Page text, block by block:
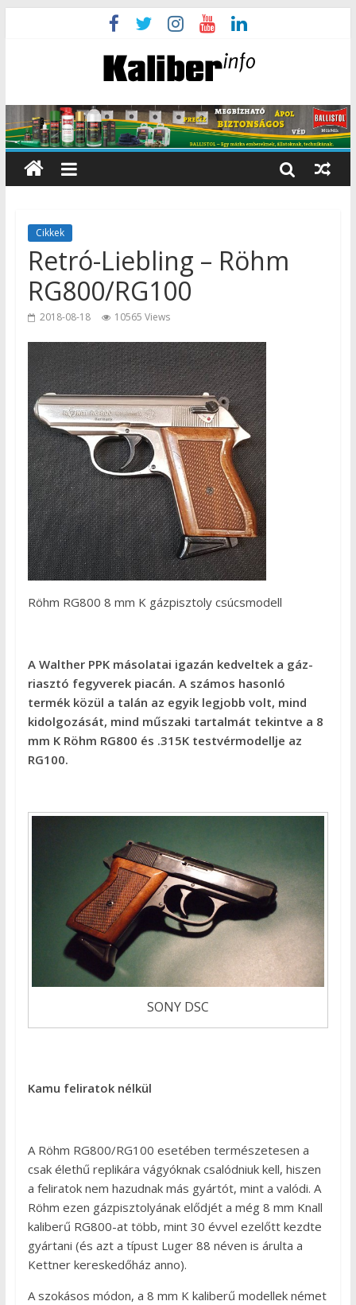
Cikkek
Retró-Liebling – Röhm
RG800/RG100
2018-08-18 10565 Views
Röhm RG800 8 mm K gázpisztoly csúcsmodell
A Walther PPK másolatai igazán kedveltek a gáz-
riasztó fegyverek piacán. A számos hasonló
termék közül a talán az egyik legjobb volt, mind
kidolgozását, mind műszaki tartalmát tekintve a 8
mm K Röhm RG800 és .315K testvérmodellje az
RG100.
SONY DSC
Kamu feliratok nélkül
A Röhm RG800/RG100 esetében természetesen a
csak élethű replikára vágyóknak csalódniuk kell, hiszen
a feliratok nem hazudnak más gyártót, mint a valódi. A
Röhm ezen gázpisztolyának elődjét a még 8 mm Knall
kaliberű RG800-at több, mint 30 évvel ezelőtt kezdte
gyártani (és azt a típust Luger 88 néven is árulta a
Kettner kereskedőház anno).
A szokásos módon, a 8 mm K kaliberű modellek német